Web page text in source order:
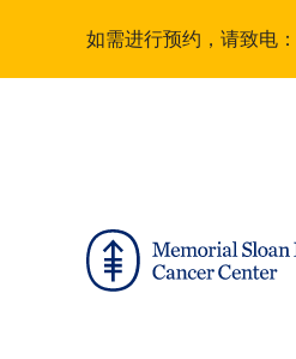
main
footer
如需进行预约，请致电：